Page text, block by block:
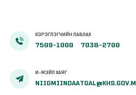
ХЭРЭГЛЭГЧИЙН ЛАВЛАХ
7509-1000 7038-2700
И-МЭЙЛ ХАЯГ